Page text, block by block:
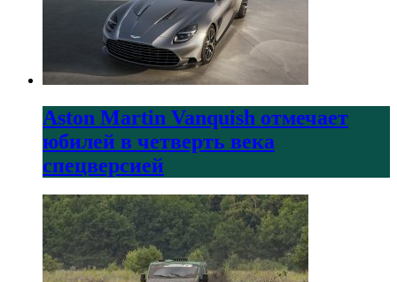
Aston Martin Vanquish отмечает
юбилей в четверть века
спецверсией